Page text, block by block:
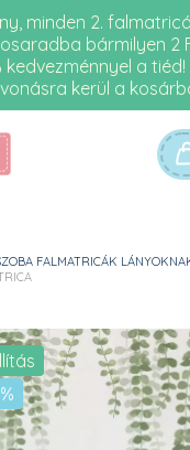
minden 2.
bármilyen 2
a tiéd!
kerül a
FALMATRICÁK